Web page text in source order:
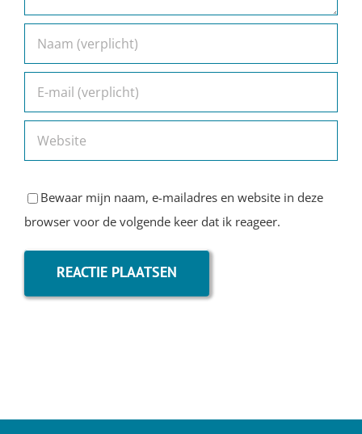
Bewaar mijn naam, e-mailadres en website in deze
browser voor de volgende keer dat ik reageer.